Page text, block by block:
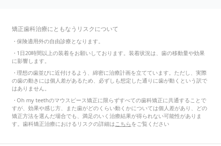
矯正歯科治療にともなうリスクについて
・保険適用外の自由診療となります。
・ 1日20時間以上の装着をお願いしております。装着状況は、歯の移動量や効果
に影響します。
・理想の歯並びに近付けるよう、綿密に治療計画を立てています。ただし、実際
の歯の動きには個人差があるため、必ずしも想定した通りに歯が動くという訳で
はありません。
・Oh my teethのマウスピース矯正に限らずすべての歯科矯正に共通することで
すが、効果や感じ方、また歯がどのくらい動くかについては個人差があり、どの
矯正方法を選んだ場合でも、満足のいく治療結果が得られない可能性がありま
す。歯科矯正治療におけるリスクの詳細は こちらをご覧ください